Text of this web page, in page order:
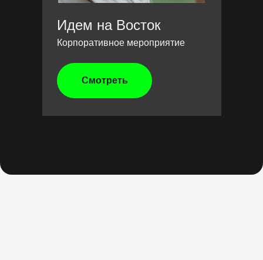
Идем на Восток
Смотреть
Корпоративное мероприятие